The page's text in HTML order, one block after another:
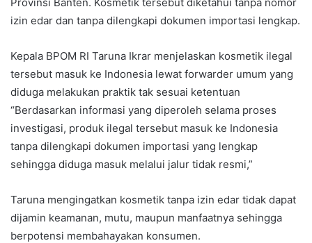
izin edar dan tanpa dilengkapi dokumen importasi lengkap.
Kepala BPOM RI Taruna Ikrar menjelaskan kosmetik ilegal
tersebut masuk ke Indonesia lewat forwarder umum yang
diduga melakukan praktik tak sesuai ketentuan
“Berdasarkan informasi yang diperoleh selama proses
investigasi, produk ilegal tersebut masuk ke Indonesia
tanpa dilengkapi dokumen importasi yang lengkap
sehingga diduga masuk melalui jalur tidak resmi,”
Taruna mengingatkan kosmetik tanpa izin edar tidak dapat
dijamin keamanan, mutu, maupun manfaatnya sehingga
berpotensi membahayakan konsumen.